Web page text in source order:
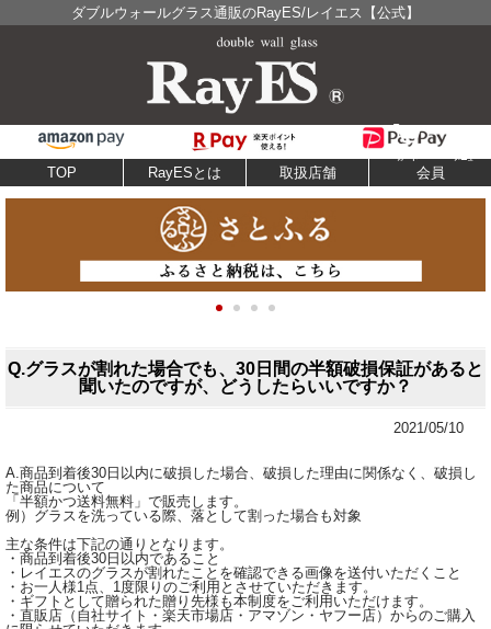
ダブルウォールグラス通販のRayES/レイエス【公式】
TOP RayESとは 取扱店舗 会員
Q.グラスが割れた場合でも、30日間の半額破損保証があると
聞いたのですが、どうしたらいいですか？
2021/05/10
A.商品到着後30日以内に破損した場合、破損した理由に関係なく、破損し
た商品について
「半額かつ送料無料」で販売します。
例）グラスを洗っている際、落として割った場合も対象
主な条件は下記の通りとなります。
・商品到着後30日以内であること
・レイエスのグラスが割れたことを確認できる画像を送付いただくこと
・お一人様1点、1度限りのご利用とさせていただきます。
・ギフトとして贈られた贈り先様も本制度をご利用いただけます。
・直販店（自社サイト・楽天市場店・アマゾン・ヤフー店）からのご購入